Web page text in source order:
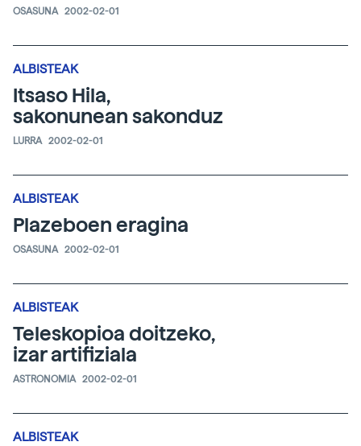
OSASUNA 2002-02-01
ALBISTEAK
Itsaso Hila,
sakonunean sakonduz
LURRA 2002-02-01
ALBISTEAK
Plazeboen eragina
OSASUNA 2002-02-01
ALBISTEAK
Teleskopioa doitzeko,
izar artifiziala
ASTRONOMIA 2002-02-01
ALBISTEAK